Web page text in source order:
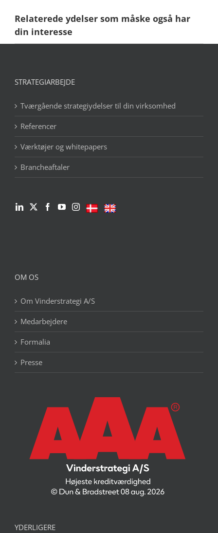
Relaterede ydelser som måske også har
din interesse
STRATEGIARBEJDE
Tværgående strategiydelser til din virksomhed
Referencer
Værktøjer og whitepapers
Brancheaftaler
OM OS
Om Vinderstrategi A/S
Medarbejdere
Formalia
Presse
YDERLIGERE